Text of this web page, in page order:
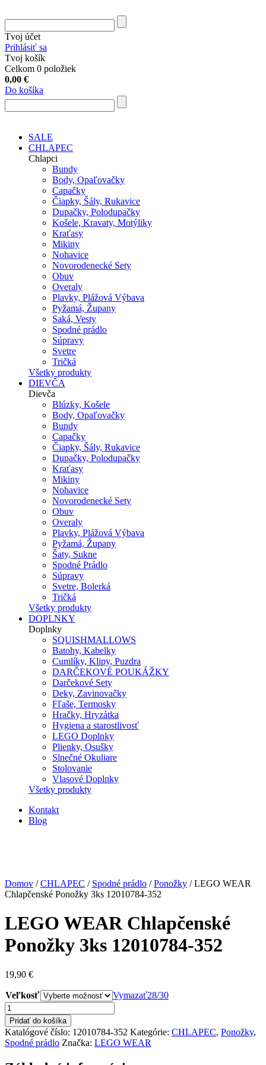
Tvoj účet
Prihlásiť sa
Tvoj košík
Celkom 0 položiek
0,00 €
Do košíka
SALE
CHLAPEC
Chlapci
Bundy
Body, Opaľovačky
Capačky
Čiapky, Šály, Rukavice
Dupačky, Polodupačky
Košele, Kravaty, Motýliky
Kraťasy
Mikiny
Nohavice
Novorodenecké Sety
Obuv
Overaly
Plavky, Plážová Výbava
Pyžamá, Župany
Saká, Vesty
Spodné prádlo
Súpravy
Svetre
Tričká
Všetky produkty
DIEVČA
Dievča
Blúzky, Košele
Body, Opaľovačky
Bundy
Capačky
Čiapky, Šály, Rukavice
Dupačky, Polodupačky
Kraťasy
Mikiny
Nohavice
Novorodenecké Sety
Obuv
Overaly
Plavky, Plážová Výbava
Pyžamá, Župany
Šaty, Sukne
Spodné Prádlo
Súpravy
Svetre, Bolerká
Tričká
Všetky produkty
DOPLNKY
Doplnky
SQUISHMALLOWS
Batohy, Kabelky
Cumlíky, Klipy, Puzdra
DARČEKOVÉ POUKÁŽKY
Darčekové Sety
Deky, Zavinovačky
Fľaše, Termosky
Hračky, Hryzátka
Hygiena a starostlivosť
LEGO Doplnky
Plienky, Osušky
Slnečné Okuliare
Stolovanie
Vlasové Doplnky
Všetky produkty
Kontakt
Blog
Domov /CHLAPEC / Spodné prádlo /Ponožky / LEGO WEAR
Chlapčenské Ponožky 3ks 12010784-352
LEGO WEAR Chlapčenské
Ponožky 3ks 12010784-352
19,90 €
Veľkosť Vymazať28/30
množstvo
LEGO
WEAR
Chlapčenské
Ponožky
Pridať do košíka
Katalógové číslo: 12010784-352 Kategórie: CHLAPEC, Ponožky,
Spodné prádlo Značka: LEGO WEAR